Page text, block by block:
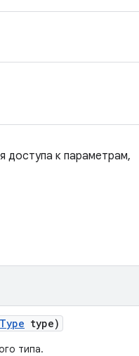
доступа к параметрам,
Type type)
типа.